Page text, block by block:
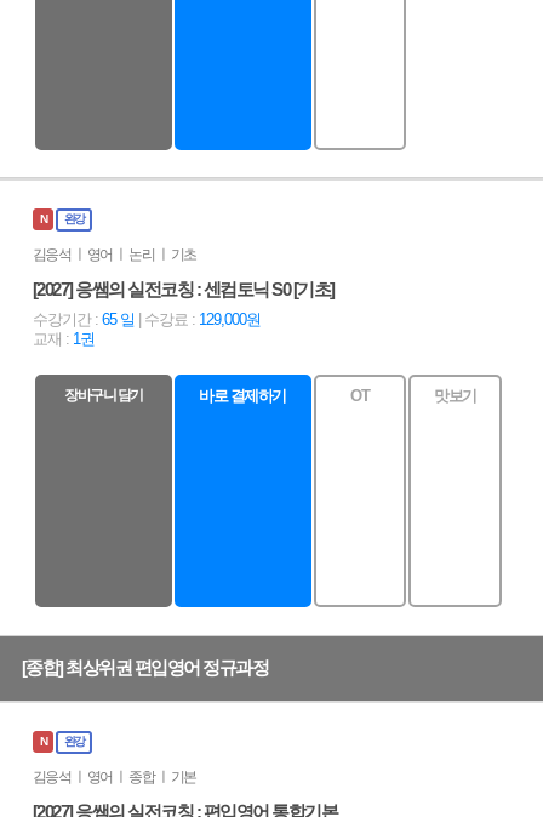
N 완강
김응석 ㅣ 영어 ㅣ 논리 ㅣ 기초
[2027] 응쌤의 실전코칭 : 센컴토닉 S0 [기초]
수강기간 : 65 일 | 수강료 : 129,000원
교재 : 1권
장바구니 담기 바로 결제하기 OT 맛보기
[종합] 최상위권 편입영어 정규과정
N 완강
김응석 ㅣ 영어 ㅣ 종합 ㅣ 기본
[2027] 응쌤의 실전코칭 : 편입영어 통합기본